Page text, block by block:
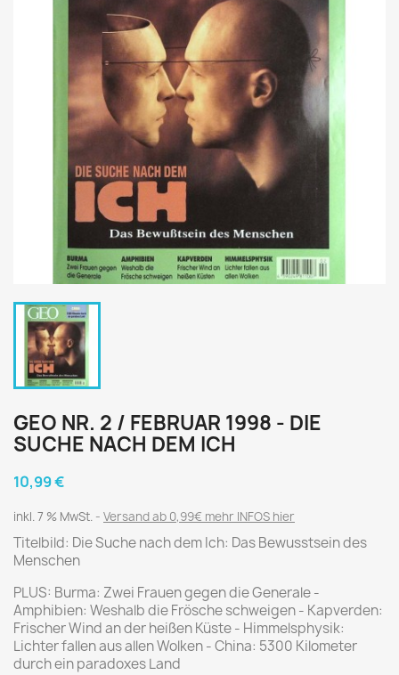
GEO NR. 2 / FEBRUAR 1998 - DIE
SUCHE NACH DEM ICH
10,99 €
inkl. 7 % MwSt. Versand ab 0,99€ mehr INFOS hier
Titelbild: Die Suche nach dem Ich: Das Bewusstsein des
Menschen
PLUS: Burma: Zwei Frauen gegen die Generale -
Amphibien: Weshalb die Frösche schweigen - Kapverden:
Frischer Wind an der heißen Küste - Himmelsphysik:
Lichter fallen aus allen Wolken - China: 5300 Kilometer
durch ein paradoxes Land